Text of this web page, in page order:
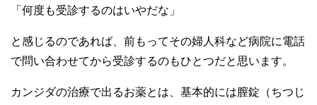
「何度も受診するのはいやだな」
と感じるのであれば、前もってその婦人科など病院に電話
で問い合わせてから受診するのもひとつだと思います。
カンジダの治療で出るお薬とは、基本的には膣錠（ちつじ